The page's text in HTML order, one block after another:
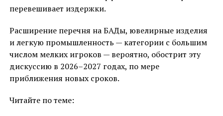
перевешивает издержки.
Расширение перечня на БАДы, ювелирные изделия
и легкую промышленность — категории с большим
числом мелких игроков — вероятно, обострит эту
дискуссию в 2026–2027 годах, по мере
приближения новых сроков.
Читайте по теме: